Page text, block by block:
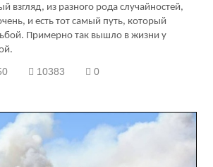
взгляд, из разного рода случайностей,
и есть тот самый путь, который
Примерно так вышло в жизни у
10383 0